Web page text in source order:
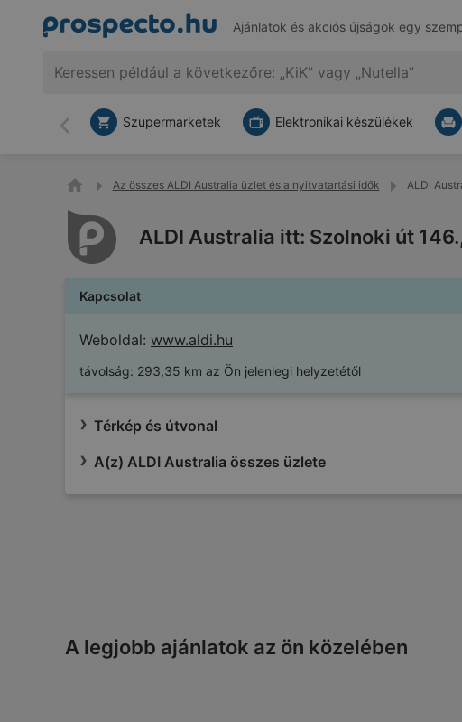
Ajánlatok és akciós újságok egy
Vissza
Szupermarketek Elektronikai készülékek
Az összes ALDI Australia üzlet és a nyitvatartási idők ALDI
ALDI Australia itt: Szolnoki út
Kapcsolat
Weboldal: www.aldi.hu
távolság: 293,35 km az Ön jelenlegi helyzetétől
Térkép és útvonal
A(z) ALDI Australia összes üzlete
A legjobb ajánlatok az ön közelében